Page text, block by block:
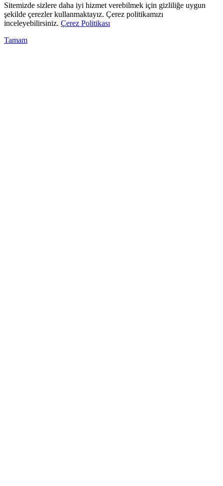
Sitemizde sizlere daha iyi hizmet verebilmek için gizliliğe uygun
şekilde çerezler kullanmaktayız. Çerez politikamızı
inceleyebilirsiniz. Çerez Politikası
Tamam